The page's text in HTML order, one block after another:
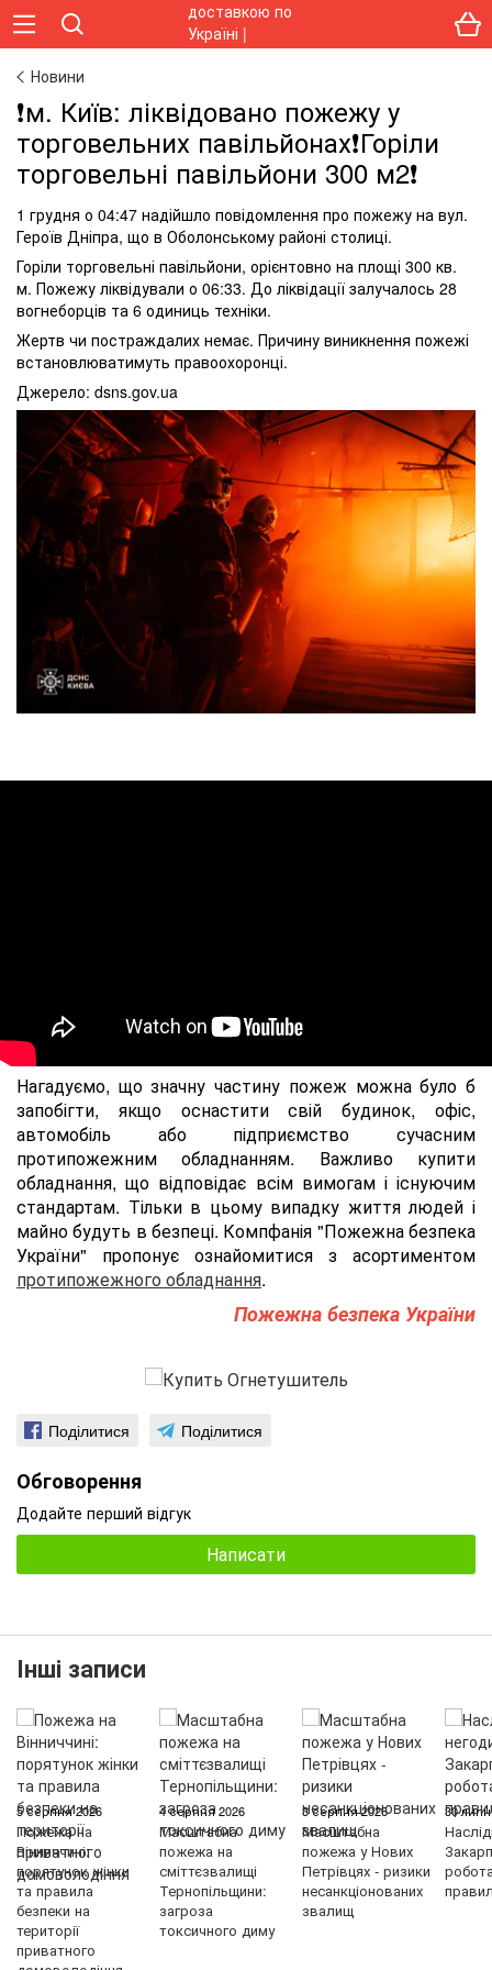
Новини
❗️м. Київ: ліквідовано пожежу у
торговельних павільйонах❗️Горіли
торговельні павільйони 300 м2❗️
1 грудня о 04:47 надійшло повідомлення про пожежу на вул.
Героїв Дніпра, що в Оболонському районі столиці.
Горіли торговельні павільйони, орієнтовно на площі 300 кв.
м. Пожежу ліквідували о 06:33. До ліквідації залучалось 28
вогнеборців та 6 одиниць техніки.
Жертв чи постраждалих немає. Причину виникнення пожежі
встановлюватимуть правоохоронці.
Джерело: dsns.gov.ua
Нагадуємо, що значну частину пожеж можна було б
запобігти, якщо оснастити свій будинок, офіс,
автомобіль або підприємство сучасним
протипожежним обладнанням. Важливо купити
обладнання, що відповідає всім вимогам і існуючим
стандартам. Тільки в цьому випадку життя людей і
майно будуть в безпеці. Компфанія "Пожежна безпека
України" пропонує ознайомитися з асортиментом
протипожежного обладнання.
Пожежна безпека України
Поділитися Поділитися
Обговорення
Додайте перший відгук
Написати
Інші записи
5 серпня 2026
Пожежа на
Вінниччині:
порятунок жінки
та правила
безпеки на
території
приватного
4 серпня 2026
Масштабна
пожежа на
сміттєзвалищі
Тернопільщини:
загроза
токсичного диму
3 серпня 2026
Масштабна
пожежа у Нових
Петрівцях - ризики
несанкціонованих
звалищ
30